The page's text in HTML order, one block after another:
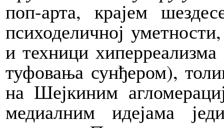
поп-арта, крајем
психоделичној
и техници
туфовања сунђером),
на Шејкиним
медиалним идејама